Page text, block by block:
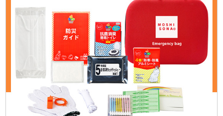
～50,000円 50,001円～